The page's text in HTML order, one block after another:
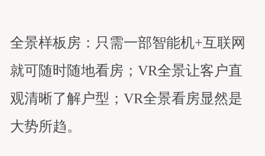
全景样板房：只需一部智能机+互联网
就可随时随地看房；VR全景让客户直
观清晰了解户型；VR全景看房显然是
大势所趋。